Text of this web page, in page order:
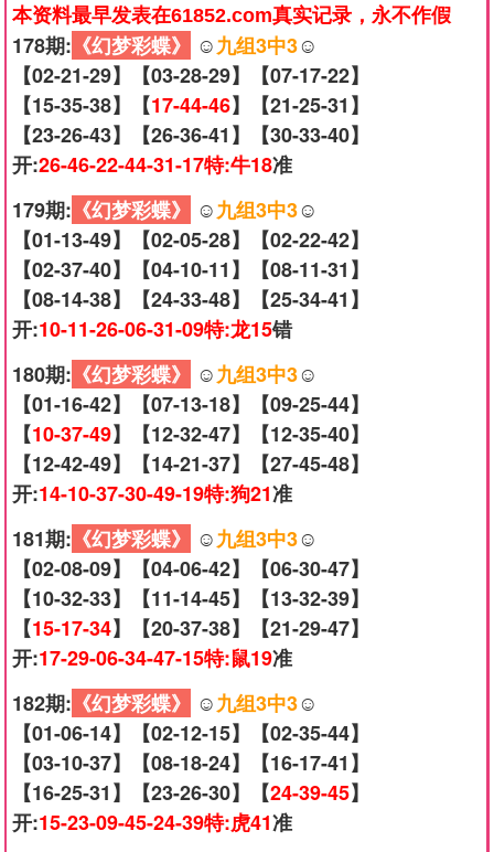
本资料最早发表在61852.com真实记录，永不作假
178期: 《幻梦彩蝶》 ☺️九组3中3☺️
【02-21-29】【03-28-29】【07-17-22】
【15-35-38】【17-44-46】【21-25-31】
【23-26-43】【26-36-41】【30-33-40】
开:26-46-22-44-31-17特:牛18准
179期: 《幻梦彩蝶》 ☺️九组3中3☺️
【01-13-49】【02-05-28】【02-22-42】
【02-37-40】【04-10-11】【08-11-31】
【08-14-38】【24-33-48】【25-34-41】
开:10-11-26-06-31-09特:龙15错
180期: 《幻梦彩蝶》 ☺️九组3中3☺️
【01-16-42】【07-13-18】【09-25-44】
【10-37-49】【12-32-47】【12-35-40】
【12-42-49】【14-21-37】【27-45-48】
开:14-10-37-30-49-19特:狗21准
181期: 《幻梦彩蝶》 ☺️九组3中3☺️
【02-08-09】【04-06-42】【06-30-47】
【10-32-33】【11-14-45】【13-32-39】
【15-17-34】【20-37-38】【21-29-47】
开:17-29-06-34-47-15特:鼠19准
182期: 《幻梦彩蝶》 ☺️九组3中3☺️
【01-06-14】【02-12-15】【02-35-44】
【03-10-37】【08-18-24】【16-17-41】
【16-25-31】【23-26-30】【24-39-45】
开:15-23-09-45-24-39特:虎41准